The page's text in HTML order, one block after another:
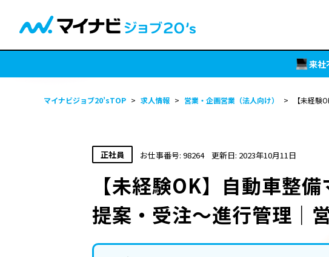
来社
マイナビジョブ20’sTOP > 求人情報 > 営業・企画営業（法人向け） > 【未経験
正社員 お仕事番号: 98264 更新日: 2023年10月11日
【未経験OK】自動車整
提案・受注〜進行管理｜